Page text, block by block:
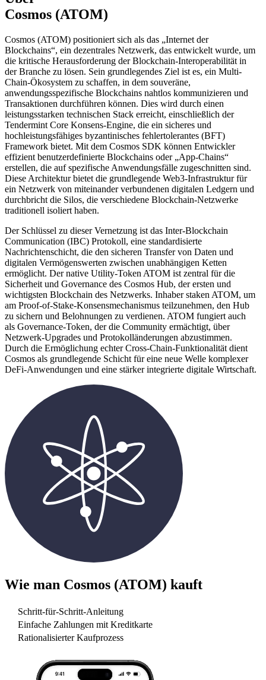
Cosmos (ATOM)
Cosmos (ATOM) positioniert sich als das „Internet der
Blockchains“, ein dezentrales Netzwerk, das entwickelt wurde, um
die kritische Herausforderung der Blockchain-Interoperabilität in
der Branche zu lösen. Sein grundlegendes Ziel ist es, ein Multi-
Chain-Ökosystem zu schaffen, in dem souveräne,
anwendungsspezifische Blockchains nahtlos kommunizieren und
Transaktionen durchführen können. Dies wird durch einen
leistungsstarken technischen Stack erreicht, einschließlich der
Tendermint Core Konsens-Engine, die ein sicheres und
hochleistungsfähiges byzantinisches fehlertolerantes (BFT)
Framework bietet. Mit dem Cosmos SDK können Entwickler
effizient benutzerdefinierte Blockchains oder „App-Chains“
erstellen, die auf spezifische Anwendungsfälle zugeschnitten sind.
Diese Architektur bietet die grundlegende Web3-Infrastruktur für
ein Netzwerk von miteinander verbundenen digitalen Ledgern und
durchbricht die Silos, die verschiedene Blockchain-Netzwerke
traditionell isoliert haben.
Der Schlüssel zu dieser Vernetzung ist das Inter-Blockchain
Communication (IBC) Protokoll, eine standardisierte
Nachrichtenschicht, die den sicheren Transfer von Daten und
digitalen Vermögenswerten zwischen unabhängigen Ketten
ermöglicht. Der native Utility-Token ATOM ist zentral für die
Sicherheit und Governance des Cosmos Hub, der ersten und
wichtigsten Blockchain des Netzwerks. Inhaber staken ATOM, um
am Proof-of-Stake-Konsensmechanismus teilzunehmen, den Hub
zu sichern und Belohnungen zu verdienen. ATOM fungiert auch
als Governance-Token, der die Community ermächtigt, über
Netzwerk-Upgrades und Protokolländerungen abzustimmen.
Durch die Ermöglichung echter Cross-Chain-Funktionalität dient
Cosmos als grundlegende Schicht für eine neue Welle komplexer
DeFi-Anwendungen und eine stärker integrierte digitale Wirtschaft.
Wie man Cosmos (ATOM) kauft
Schritt-für-Schritt-Anleitung
Einfache Zahlungen mit Kreditkarte
Rationalisierter Kaufprozess